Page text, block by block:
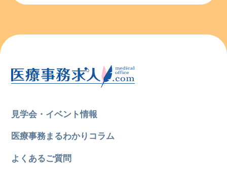
見学会・イベント情報
医療事務まるわかりコラム
よくあるご質問